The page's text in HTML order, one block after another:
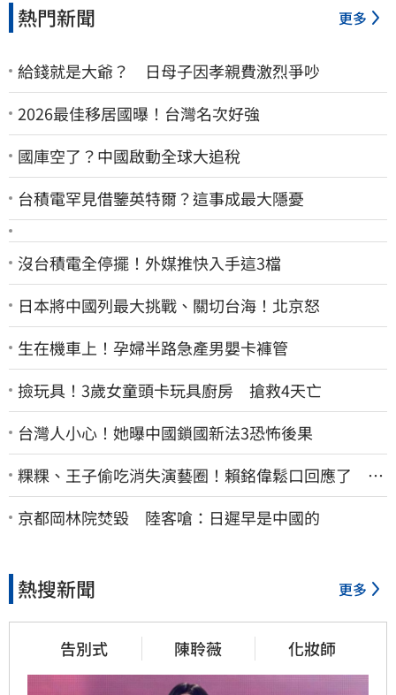
熱門新聞 更多
給錢就是大爺？ 日母子因孝親費激烈爭吵
2026最佳移居國曝！台灣名次好強
國庫空了？中國啟動全球大追稅
台積電罕見借鑒英特爾？這事成最大隱憂
沒台積電全停擺！外媒推快入手這3檔
日本將中國列最大挑戰、關切台海！北京怒
生在機車上！孕婦半路急產男嬰卡褲管
撿玩具！3歲女童頭卡玩具廚房 搶救4天亡
台灣人小心！她曝中國鎖國新法3恐怖後果
粿粿、王子偷吃消失演藝圈！賴銘偉鬆口回應了 兩
人最新近況曝光
京都岡林院焚毀 陸客嗆：日遲早是中國的
熱搜新聞 更多
告別式 陳聆薇 化妝師